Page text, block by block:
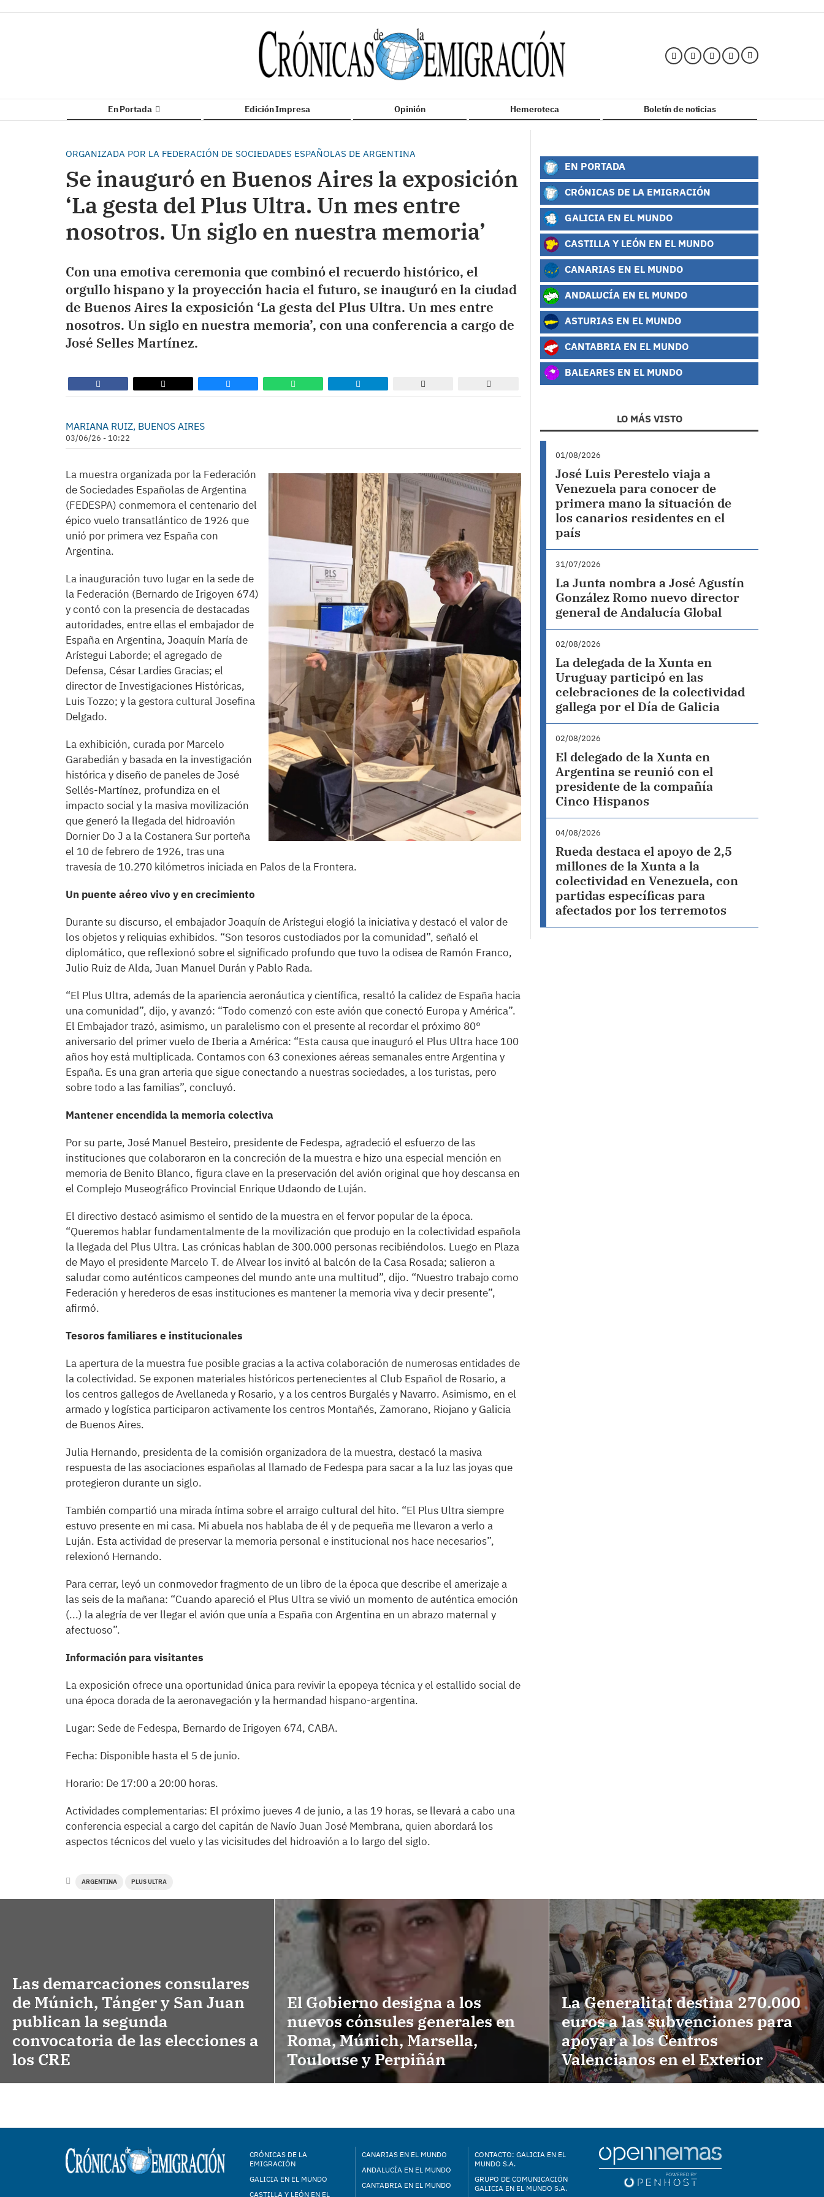
En Portada Edición Impresa Opinión Hemeroteca Boletín de noticias
ORGANIZADA POR LA FEDERACIÓN DE SOCIEDADES ESPAÑOLAS DE ARGENTINA
Se inauguró en Buenos Aires la exposición
‘La gesta del Plus Ultra. Un mes entre
nosotros. Un siglo en nuestra memoria’
Con una emotiva ceremonia que combinó el recuerdo histórico, el
orgullo hispano y la proyección hacia el futuro, se inauguró en la ciudad
de Buenos Aires la exposición ‘La gesta del Plus Ultra. Un mes entre
nosotros. Un siglo en nuestra memoria’, con una conferencia a cargo de
José Selles Martínez.
MARIANA RUIZ, BUENOS AIRES
03/06/26 - 10:22
La muestra organizada por la Federación
de Sociedades Españolas de Argentina
(FEDESPA) conmemora el centenario del
épico vuelo transatlántico de 1926 que
unió por primera vez España con
Argentina.
La inauguración tuvo lugar en la sede de
la Federación (Bernardo de Irigoyen 674)
y contó con la presencia de destacadas
autoridades, entre ellas el embajador de
España en Argentina, Joaquín María de
Arístegui Laborde; el agregado de
Defensa, César Lardies Gracias; el
director de Investigaciones Históricas,
Luis Tozzo; y la gestora cultural Josefina
Delgado.
La exhibición, curada por Marcelo
Garabedián y basada en la investigación
histórica y diseño de paneles de José
Sellés-Martínez, profundiza en el
impacto social y la masiva movilización
que generó la llegada del hidroavión
Dornier Do J a la Costanera Sur porteña
el 10 de febrero de 1926, tras una
travesía de 10.270 kilómetros iniciada en Palos de la Frontera.
Un puente aéreo vivo y en crecimiento
Durante su discurso, el embajador Joaquín de Arístegui elogió la iniciativa y destacó el valor de
los objetos y reliquias exhibidos. “Son tesoros custodiados por la comunidad”, señaló el
diplomático, que reflexionó sobre el significado profundo que tuvo la odisea de Ramón Franco,
Julio Ruiz de Alda, Juan Manuel Durán y Pablo Rada.
“El Plus Ultra, además de la apariencia aeronáutica y científica, resaltó la calidez de España hacia
una comunidad”, dijo, y avanzó: “Todo comenzó con este avión que conectó Europa y América”.
El Embajador trazó, asimismo, un paralelismo con el presente al recordar el próximo 80°
aniversario del primer vuelo de Iberia a América: “Esta causa que inauguró el Plus Ultra hace 100
años hoy está multiplicada. Contamos con 63 conexiones aéreas semanales entre Argentina y
España. Es una gran arteria que sigue conectando a nuestras sociedades, a los turistas, pero
sobre todo a las familias”, concluyó.
Mantener encendida la memoria colectiva
Por su parte, José Manuel Besteiro, presidente de Fedespa, agradeció el esfuerzo de las
instituciones que colaboraron en la concreción de la muestra e hizo una especial mención en
memoria de Benito Blanco, figura clave en la preservación del avión original que hoy descansa en
el Complejo Museográfico Provincial Enrique Udaondo de Luján.
El directivo destacó asimismo el sentido de la muestra en el fervor popular de la época.
“Queremos hablar fundamentalmente de la movilización que produjo en la colectividad española
la llegada del Plus Ultra. Las crónicas hablan de 300.000 personas recibiéndolos. Luego en Plaza
de Mayo el presidente Marcelo T. de Alvear los invitó al balcón de la Casa Rosada; salieron a
saludar como auténticos campeones del mundo ante una multitud”, dijo. “Nuestro trabajo como
Federación y herederos de esas instituciones es mantener la memoria viva y decir presente”,
afirmó.
Tesoros familiares e institucionales
La apertura de la muestra fue posible gracias a la activa colaboración de numerosas entidades de
la colectividad. Se exponen materiales históricos pertenecientes al Club Español de Rosario, a
los centros gallegos de Avellaneda y Rosario, y a los centros Burgalés y Navarro. Asimismo, en el
armado y logística participaron activamente los centros Montañés, Zamorano, Riojano y Galicia
de Buenos Aires.
Julia Hernando, presidenta de la comisión organizadora de la muestra, destacó la masiva
respuesta de las asociaciones españolas al llamado de Fedespa para sacar a la luz las joyas que
protegieron durante un siglo.
También compartió una mirada íntima sobre el arraigo cultural del hito. “El Plus Ultra siempre
estuvo presente en mi casa. Mi abuela nos hablaba de él y de pequeña me llevaron a verlo a
Luján. Esta actividad de preservar la memoria personal e institucional nos hace necesarios”,
relexionó Hernando.
Para cerrar, leyó un conmovedor fragmento de un libro de la época que describe el amerizaje a
las seis de la mañana: “Cuando apareció el Plus Ultra se vivió un momento de auténtica emoción
(...) la alegría de ver llegar el avión que unía a España con Argentina en un abrazo maternal y
afectuoso”.
Información para visitantes
La exposición ofrece una oportunidad única para revivir la epopeya técnica y el estallido social de
una época dorada de la aeronavegación y la hermandad hispano-argentina.
Lugar: Sede de Fedespa, Bernardo de Irigoyen 674, CABA.
Fecha: Disponible hasta el 5 de junio.
Horario: De 17:00 a 20:00 horas.
Actividades complementarias: El próximo jueves 4 de junio, a las 19 horas, se llevará a cabo una
conferencia especial a cargo del capitán de Navío Juan José Membrana, quien abordará los
aspectos técnicos del vuelo y las vicisitudes del hidroavión a lo largo del siglo.
ARGENTINA PLUS ULTRA
EN PORTADA
CRÓNICAS DE LA EMIGRACIÓN
GALICIA EN EL MUNDO
CASTILLA Y LEÓN EN EL MUNDO
CANARIAS EN EL MUNDO
ANDALUCÍA EN EL MUNDO
ASTURIAS EN EL MUNDO
CANTABRIA EN EL MUNDO
BALEARES EN EL MUNDO
LO MÁS VISTO
01/08/2026
José Luis Perestelo viaja a
Venezuela para conocer de
primera mano la situación de
los canarios residentes en el
país
31/07/2026
La Junta nombra a José Agustín
González Romo nuevo director
general de Andalucía Global
02/08/2026
La delegada de la Xunta en
Uruguay participó en las
celebraciones de la colectividad
gallega por el Día de Galicia
02/08/2026
El delegado de la Xunta en
Argentina se reunió con el
presidente de la compañía
Cinco Hispanos
04/08/2026
Rueda destaca el apoyo de 2,5
millones de la Xunta a la
colectividad en Venezuela, con
partidas específicas para
afectados por los terremotos
Las demarcaciones consulares
de Múnich, Tánger y San Juan
publican la segunda
convocatoria de las elecciones a
los CRE
El Gobierno designa a los
nuevos cónsules generales en
Roma, Múnich, Marsella,
Toulouse y Perpiñán
La Generalitat destina 270.000
euros a las subvenciones para
apoyar a los Centros
Valencianos en el Exterior
CRÓNICAS DE LA
EMIGRACIÓN
GALICIA EN EL MUNDO
CASTILLA Y LEÓN EN EL
CANARIAS EN EL MUNDO
ANDALUCÍA EN EL MUNDO
CANTABRIA EN EL MUNDO
CONTACTO: GALICIA EN EL
MUNDO S.A.
GRUPO DE COMUNICACIÓN
GALICIA EN EL MUNDO S.A.